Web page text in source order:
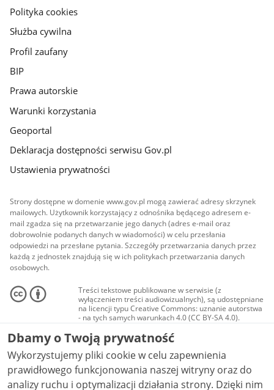
gov.pl
Polityka cookies
Służba cywilna
Profil zaufany
BIP
Prawa autorskie
Warunki korzystania
Geoportal
Deklaracja dostępności serwisu Gov.pl
Ustawienia prywatności
Strony dostępne w domenie www.gov.pl mogą zawierać adresy skrzynek
mailowych. Użytkownik korzystający z odnośnika będącego adresem e-
mail zgadza się na przetwarzanie jego danych (adres e-mail oraz
dobrowolnie podanych danych w wiadomości) w celu przesłania
odpowiedzi na przesłane pytania. Szczegóły przetwarzania danych przez
każdą z jednostek znajdują się w ich politykach przetwarzania danych
osobowych.
Treści tekstowe publikowane w serwisie (z
wyłączeniem treści audiowizualnych), są udostępniane
na licencji typu Creative Commons: uznanie autorstwa
- na tych samych warunkach 4.0 (CC BY-SA 4.0).
Materiały audiowizualne, w tym zdjęcia, materiały
audio i wideo, są udostępniane na licencji typu
Creative Commons: uznanie autorstwa użycie
niekomercyjne - bez utworów zależnych 4.0 (CC BY-
NC-ND 4.0), o ile nie jest to stwierdzone inaczej.
Dbamy o Twoją prywatność
Wykorzystujemy pliki cookie w celu zapewnienia
prawidłowego funkcjonowania naszej witryny oraz do
analizy ruchu i optymalizacji działania strony. Dzięki nim